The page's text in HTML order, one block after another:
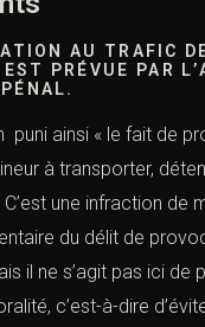
AU TRAFIC
PRÉVUE PAR
puni ainsi « le fait de
à transporter,
une infraction de
du délit de
il ne s’agit pas ici de
c’est-à-dire